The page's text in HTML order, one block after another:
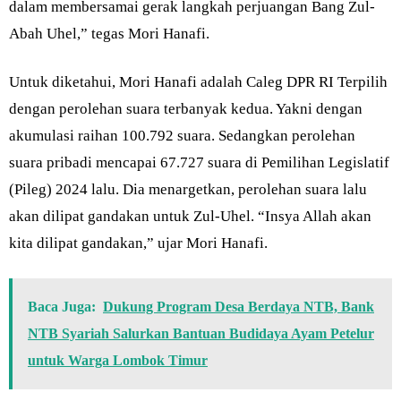
dalam membersamai gerak langkah perjuangan Bang Zul-
Abah Uhel,” tegas Mori Hanafi.
Untuk diketahui, Mori Hanafi adalah Caleg DPR RI Terpilih
dengan perolehan suara terbanyak kedua. Yakni dengan
akumulasi raihan 100.792 suara. Sedangkan perolehan
suara pribadi mencapai 67.727 suara di Pemilihan Legislatif
(Pileg) 2024 lalu. Dia menargetkan, perolehan suara lalu
akan dilipat gandakan untuk Zul-Uhel. “Insya Allah akan
kita dilipat gandakan,” ujar Mori Hanafi.
Baca Juga: Dukung Program Desa Berdaya NTB, Bank
NTB Syariah Salurkan Bantuan Budidaya Ayam Petelur
untuk Warga Lombok Timur